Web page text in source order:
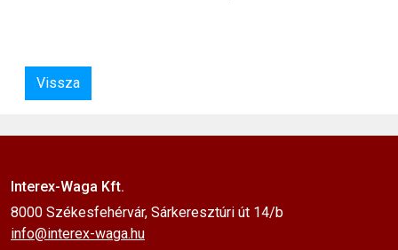
Vissza
Interex-Waga Kft.
8000 Székesfehérvár, Sárkeresztúri út 14/b
info@interex-waga.hu